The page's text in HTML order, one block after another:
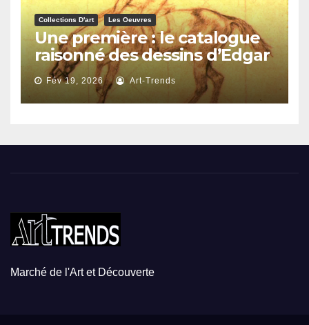
Collections D'art Les Oeuvres
Une première : le catalogue
raisonné des dessins d’Edgar
Degas
Fév 19, 2026 Art-Trends
Marché de l'Art et Découverte